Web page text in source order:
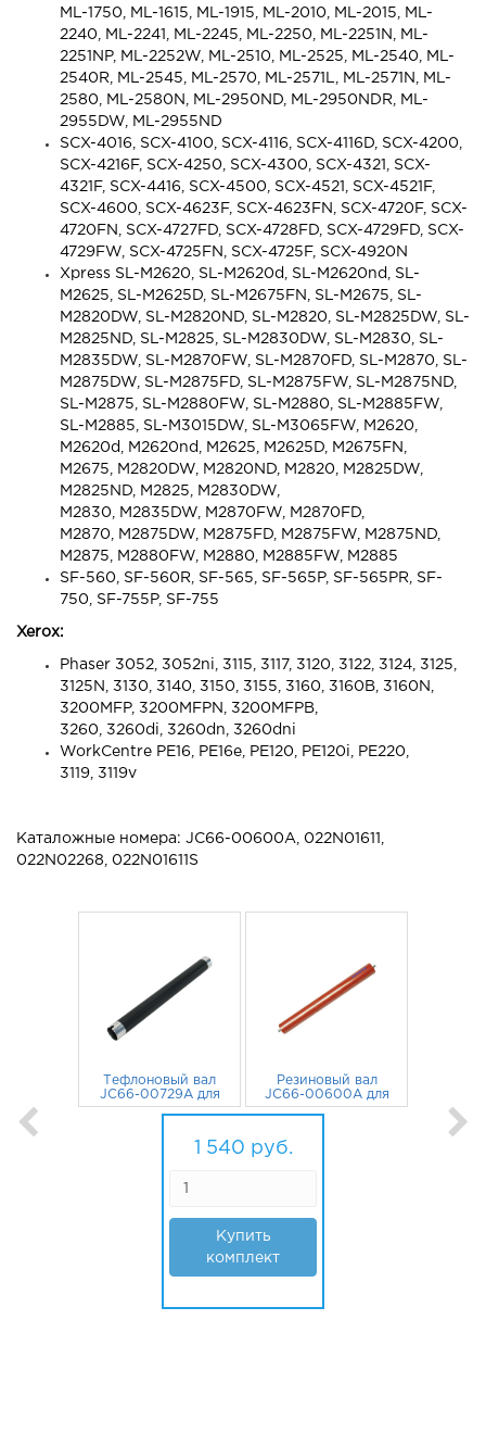
ML-1750, ML-1615, ML-1915, ML-2010, ML-2015, ML-
2240, ML-2241, ML-2245, ML-2250, ML-2251N, ML-
2251NP, ML-2252W, ML-2510, ML-2525, ML-2540, ML-
2540R, ML-2545, ML-2570, ML-2571L, ML-2571N, ML-
2580, ML-2580N, ML-2950ND, ML-2950NDR, ML-
2955DW, ML-2955ND
SCX-4016, SCX-4100, SCX-4116, SCX-4116D, SCX-4200,
SCX-4216F, SCX-4250, SCX-4300, SCX-4321, SCX-
4321F, SCX-4416, SCX-4500, SCX-4521, SCX-4521F,
SCX-4600, SCX-4623F, SCX-4623FN, SCX-4720F, SCX-
4720FN, SCX-4727FD, SCX-4728FD, SCX-4729FD, SCX-
4729FW, SCX-4725FN, SCX-4725F, SCX-4920N
Xpress SL-M2620, SL-M2620d, SL-M2620nd, SL-
M2625, SL-M2625D, SL-M2675FN, SL-M2675, SL-
M2820DW, SL-M2820ND, SL-M2820, SL-M2825DW, SL-
M2825ND, SL-M2825, SL-M2830DW, SL-M2830, SL-
M2835DW, SL-M2870FW, SL-M2870FD, SL-M2870, SL-
M2875DW, SL-M2875FD, SL-M2875FW, SL-M2875ND,
SL-M2875, SL-M2880FW, SL-M2880, SL-M2885FW,
SL-M2885, SL-M3015DW, SL-M3065FW, M2620,
M2620d, M2620nd, M2625, M2625D, M2675FN,
M2675, M2820DW, M2820ND, M2820, M2825DW,
M2825ND, M2825, M2830DW,
M2830, M2835DW, M2870FW, M2870FD,
M2870, M2875DW, M2875FD, M2875FW, M2875ND,
M2875, M2880FW, M2880, M2885FW, M2885
SF-560, SF-560R, SF-565, SF-565P, SF-565PR, SF-
750, SF-755P, SF-755
Xerox:
Phaser 3052, 3052ni, 3115, 3117, 3120, 3122, 3124, 3125,
3125N, 3130, 3140, 3150, 3155, 3160, 3160B, 3160N,
3200MFP, 3200MFPN, 3200MFPB,
3260, 3260di, 3260dn, 3260dni
WorkCentre PE16, PE16e, PE120, PE120i, PE220,
3119, 3119v
Каталожные номера: JC66-00600A, 022N01611,
022N02268, 022N01611S
Тефлоновый вал
JC66-00729A для
Samsung ML-2250,
WorkCentre PE120
Резиновый вал
JC66-00600A для
Samsung SCX-
1 540 руб.
Купить
комплект